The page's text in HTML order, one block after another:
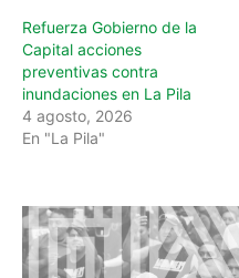
Refuerza Gobierno de la
Capital acciones
preventivas contra
inundaciones en La Pila
4 agosto, 2026
En "La Pila"